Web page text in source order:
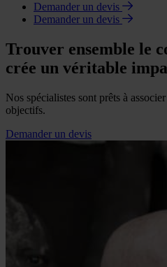
Demander un devis
Demander un devis
Trouver ensemble le
crée un véritable
Nos spécialistes sont prêts à
objectifs.
Demander un devis